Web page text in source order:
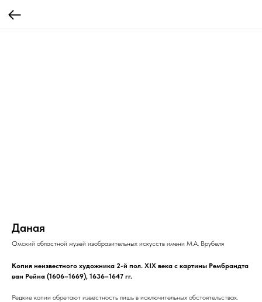
Даная
Омский областной музей изобразительных искусств имени М.А. Врубеля
Копия неизвестного художника 2-й пол. XIX века с картины Рембрандта
ван Рейна (1606–1669), 1636–1647 гг.
Редкие копии обретают известность лишь в исключительных обстоятельствах.